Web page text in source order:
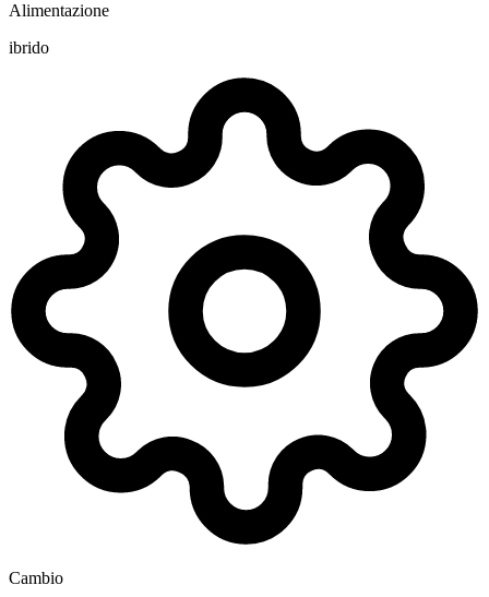
Alimentazione
ibrido
Cambio